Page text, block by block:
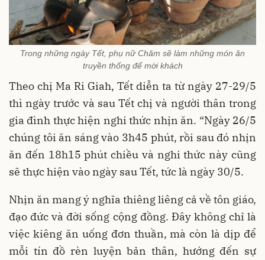
Trong những ngày Tết, phụ nữ Chăm sẽ làm những món ăn
truyền thống để mời khách
Theo chị Ma Ri Giah, Tết diễn ta từ ngày 27-29/5
thì ngày trước và sau Tết chị và người thân trong
gia đình thực hiện nghi thức nhịn ăn. “Ngày 26/5
chúng tôi ăn sáng vào 3h45 phút, rồi sau đó nhịn
ăn đến 18h15 phút chiều và nghi thức này cũng
sẽ thực hiện vào ngày sau Tết, tức là ngày 30/5.
Nhịn ăn mang ý nghĩa thiêng liêng cả về tôn giáo,
đạo đức và đời sống cộng đồng. Đây không chỉ là
việc kiêng ăn uống đơn thuần, mà còn là dịp để
mỗi tín đồ rèn luyện bản thân, hướng đến sự